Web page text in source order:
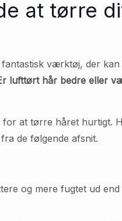
at tørre
værktøj, der
lufttørt hår bedre eller
at tørre håret hurtigt.
de følgende afsnit.
og mere fugtet ud